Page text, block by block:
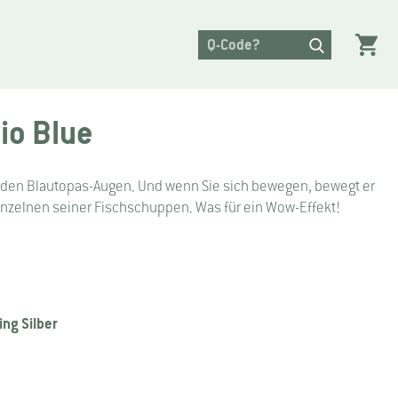
Blue
Blautopas-Augen. Und wenn Sie sich bewegen, bewegt er
seiner Fischschuppen. Was für ein Wow-Effekt!
Silber